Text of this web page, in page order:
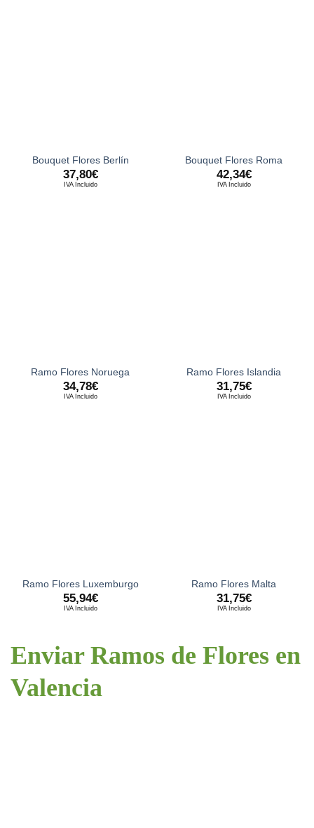
Bouquet Flores Berlín
37,80€
IVA Incluido
Bouquet Flores Roma
42,34€
IVA Incluido
Ramo Flores Noruega
34,78€
IVA Incluido
Ramo Flores Islandia
31,75€
IVA Incluido
Ramo Flores Luxemburgo
55,94€
IVA Incluido
Ramo Flores Malta
31,75€
IVA Incluido
Enviar Ramos de Flores en
Valencia